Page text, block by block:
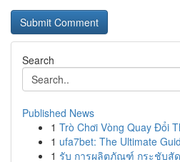
Search
Published News
1 Trò Chơi Vòng Quay Đổi
1 ufa7bet: The Ultimate
1 รับ การผลิตภัณฑ์ กระชับสั